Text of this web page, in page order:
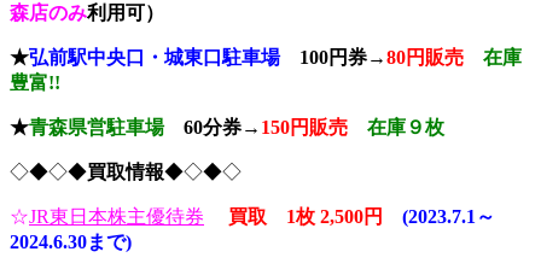
森店のみ利用可）
★弘前駅中央口 ・城東口駐車場100円券→80円販売
在庫
豊富!!
★青森県営駐車場 60分券→ 150円販売 在庫９枚
◇◆◇◆買取情報◆◇◆◇
☆JR東日本株主優待券 買取 1枚 2,500円 (2023.7.1～
2024.6.30まで)